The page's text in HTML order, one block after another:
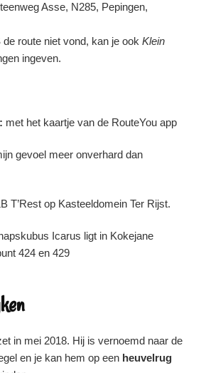
Asse, N285, Pepingen,
route niet vond, kan je ook Klein
ingeven.
met het kaartje van de RouteYou app
gevoel meer onverhard dan
T’Rest op Kasteeldomein Ter Rijst.
Icarus ligt in Kokejane
424 en 429
in mei 2018. Hij is vernoemd naar de
en je kan hem op een heuvelrug